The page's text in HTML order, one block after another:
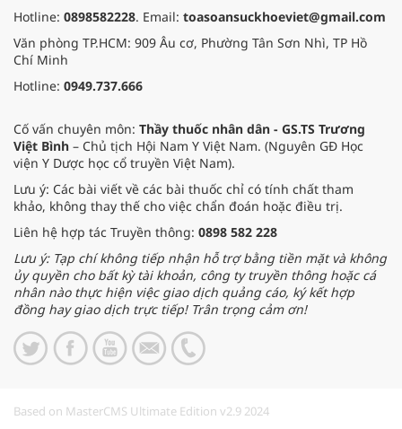
Hotline: 0898582228. Email: toasoansuckhoeviet@gmail.com
Văn phòng TP.HCM: 909 Âu cơ, Phường Tân Sơn Nhì, TP Hồ
Chí Minh
Hotline: 0949.737.666
Cố vấn chuyên môn: Thầy thuốc nhân dân - GS.TS Trương
Việt Bình – Chủ tịch Hội Nam Y Việt Nam. (Nguyên GĐ Học
viện Y Dược học cổ truyền Việt Nam).
Lưu ý: Các bài viết về các bài thuốc chỉ có tính chất tham
khảo, không thay thế cho việc chẩn đoán hoặc điều trị.
Liên hệ hợp tác Truyền thông: 0898 582 228
Lưu ý: Tạp chí không tiếp nhận hỗ trợ bằng tiền mặt và không
ủy quyền cho bất kỳ tài khoản, công ty truyền thông hoặc cá
nhân nào thực hiện việc giao dịch quảng cáo, ký kết hợp
đồng hay giao dịch trực tiếp! Trân trọng cảm ơn!
Based on MasterCMS Ultimate Edition v2.9 2024